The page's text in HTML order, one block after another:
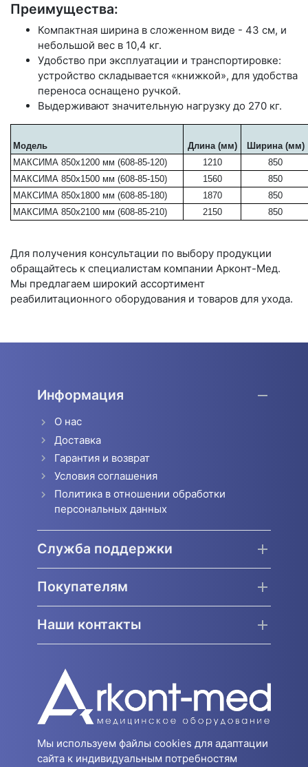
Преимущества:
Компактная ширина в сложенном виде - 43 см, и
небольшой вес в 10,4 кг.
Удобство при эксплуатации и транспортировке:
устройство складывается «книжкой», для удобства
переноса оснащено ручкой.
Выдерживают значительную нагрузку до 270 кг.
Модель Длина (мм)
Ширина (мм)
МАКСИМА 850х1200 мм (608-85-120)
1210
850
МАКСИМА 850х1500 мм (608-85-150)
1560
850
МАКСИМА 850х1800 мм (608-85-180)
1870
850
МАКСИМА 850х2100 мм (608-85-210)
2150 850
Для получения консультации по выбору продукции
обращайтесь к специалистам компании Арконт-Мед.
Мы предлагаем широкий ассортимент
реабилитационного оборудования и товаров для ухода.
Информация
О нас
Доставка
Гарантия и возврат
Условия соглашения
Политика в отношении обработки
персональных данных
Служба поддержки
Покупателям
Наши контакты
Мы используем файлы cookies для адаптации
сайта к индивидуальным потребностям